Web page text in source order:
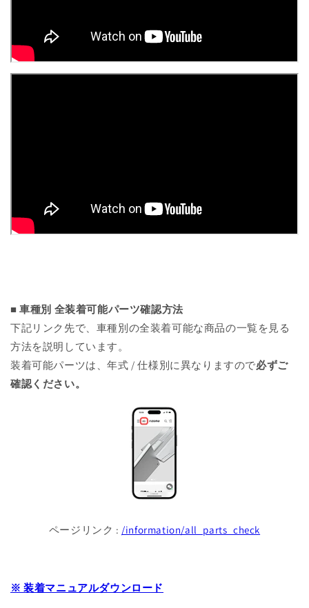
■ 車種別 全装着可能パーツ確認方法
下記リンク先で、車種別の全装着可能な商品の一覧を見る
方法を説明しています。
装着可能パーツは、年式 / 仕様別に異なりますので必ずご
確認ください。
ページリンク : /information/all_parts_check
※ 装着マニュアルダウンロード